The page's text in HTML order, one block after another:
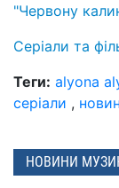
"Червону
Серіали та
Теги: alyona
серіали ,
НОВИНИ